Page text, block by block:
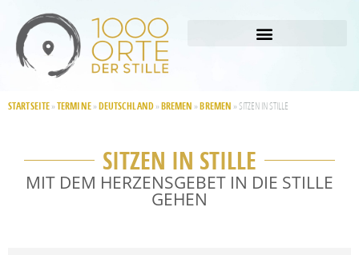
STARTSEITE » TERMINE» DEUTSCHLAND» BREMEN »BREMEN »SITZEN IN STILLE
SITZEN IN STILLE
MIT DEM HERZENSGEBET IN DIE STILLE
GEHEN